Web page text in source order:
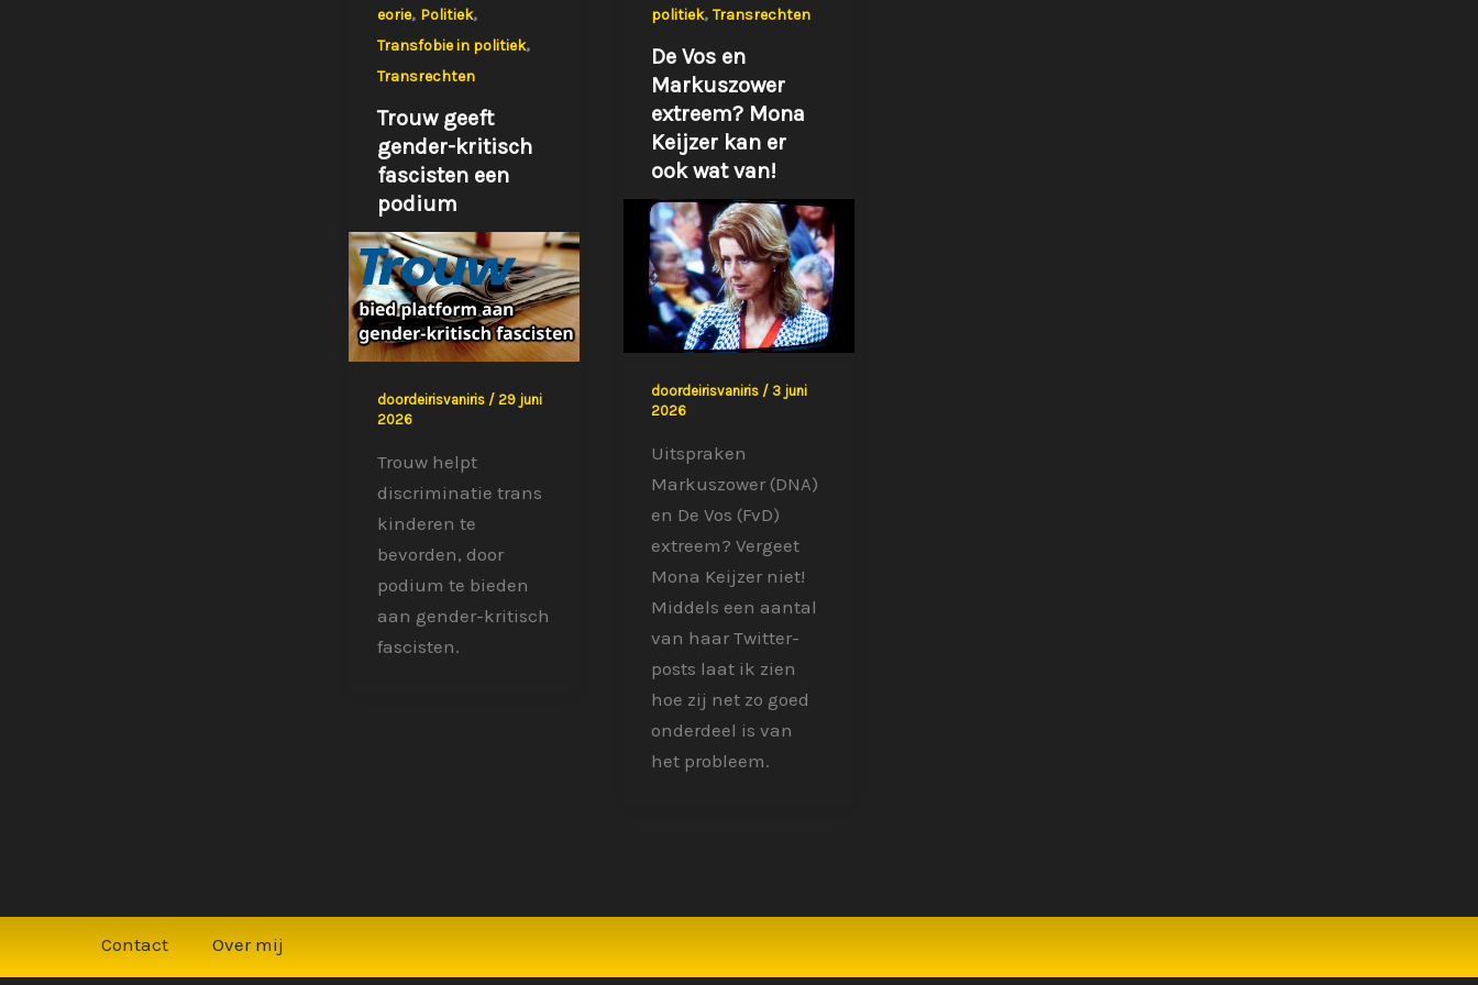
eorie, Politiek,
Transfobie in politiek,
Transrechten
Trouw geeft
gender-kritisch
fascisten een
podium
doordeirisvaniris / 29 juni
2026
Trouw helpt
discriminatie trans
kinderen te
bevorden, door
podium te bieden
aan gender-kritisch
fascisten.
politiek,Transrechten
De Vos en
Markuszower
extreem? Mona
Keijzer kan er
ook wat van!
doordeirisvaniris / 3 juni
2026
Uitspraken
Markuszower (DNA)
en De Vos (FvD)
extreem? Vergeet
Mona Keijzer niet!
Middels een aantal
van haar Twitter-
posts laat ik zien
hoe zij net zo goed
onderdeel is van
het probleem.
Contact Over mij